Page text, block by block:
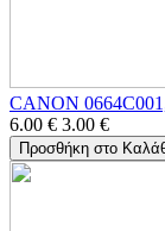
CANON
6.00 € 3.00 €
Προσθήκη στο